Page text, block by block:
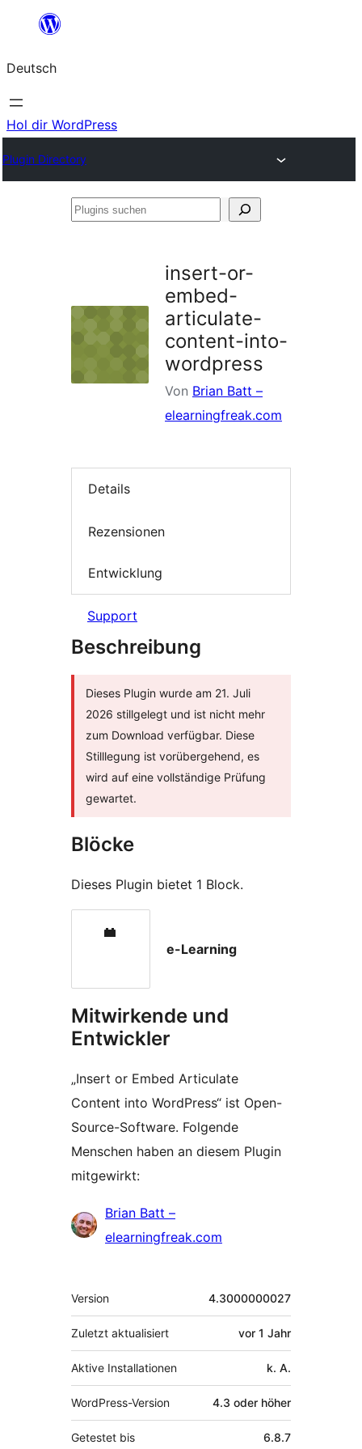
springen
Deutsch
Hol dir WordPress
Plugin Directory
Plugins
insert-or-
embed-
articulate-
content-into-
wordpress
Von Brian Batt –
elearningfreak.com
Details
Rezensionen
Entwicklung
Support
Beschreibung
Dieses Plugin wurde am 21. Juli
2026 stillgelegt und ist nicht mehr
zum Download verfügbar. Diese
Stilllegung ist vorübergehend, es
wird auf eine vollständige Prüfung
gewartet.
Blöcke
Dieses Plugin bietet 1 Block.
e-Learning
Mitwirkende und
Entwickler
„Insert or Embed Articulate
Content into WordPress“ ist Open-
Source-Software. Folgende
Menschen haben an diesem Plugin
mitgewirkt:
Mitwirkende
Brian Batt –
elearningfreak.com
Meta
Version 4.3000000027
Zuletzt aktualisiert vor 1 Jahr
Aktive Installationen k. A.
WordPress-Version 4.3 oder höher
Getestet bis 6.8.7